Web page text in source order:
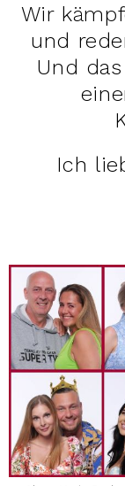
Wir
und
Und
Ich